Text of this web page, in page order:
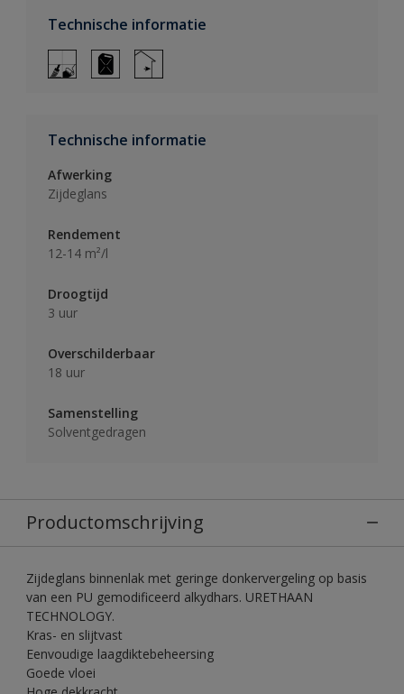
Technische informatie
Technische informatie
Afwerking
Zijdeglans
Rendement
12-14 m²/l
Droogtijd
3 uur
Overschilderbaar
18 uur
Samenstelling
Solventgedragen
Productomschrijving
Zijdeglans binnenlak met geringe donkervergeling op basis
van een PU gemodificeerd alkydhars. URETHAAN
TECHNOLOGY.
Kras- en slijtvast
Eenvoudige laagdiktebeheersing
Goede vloei